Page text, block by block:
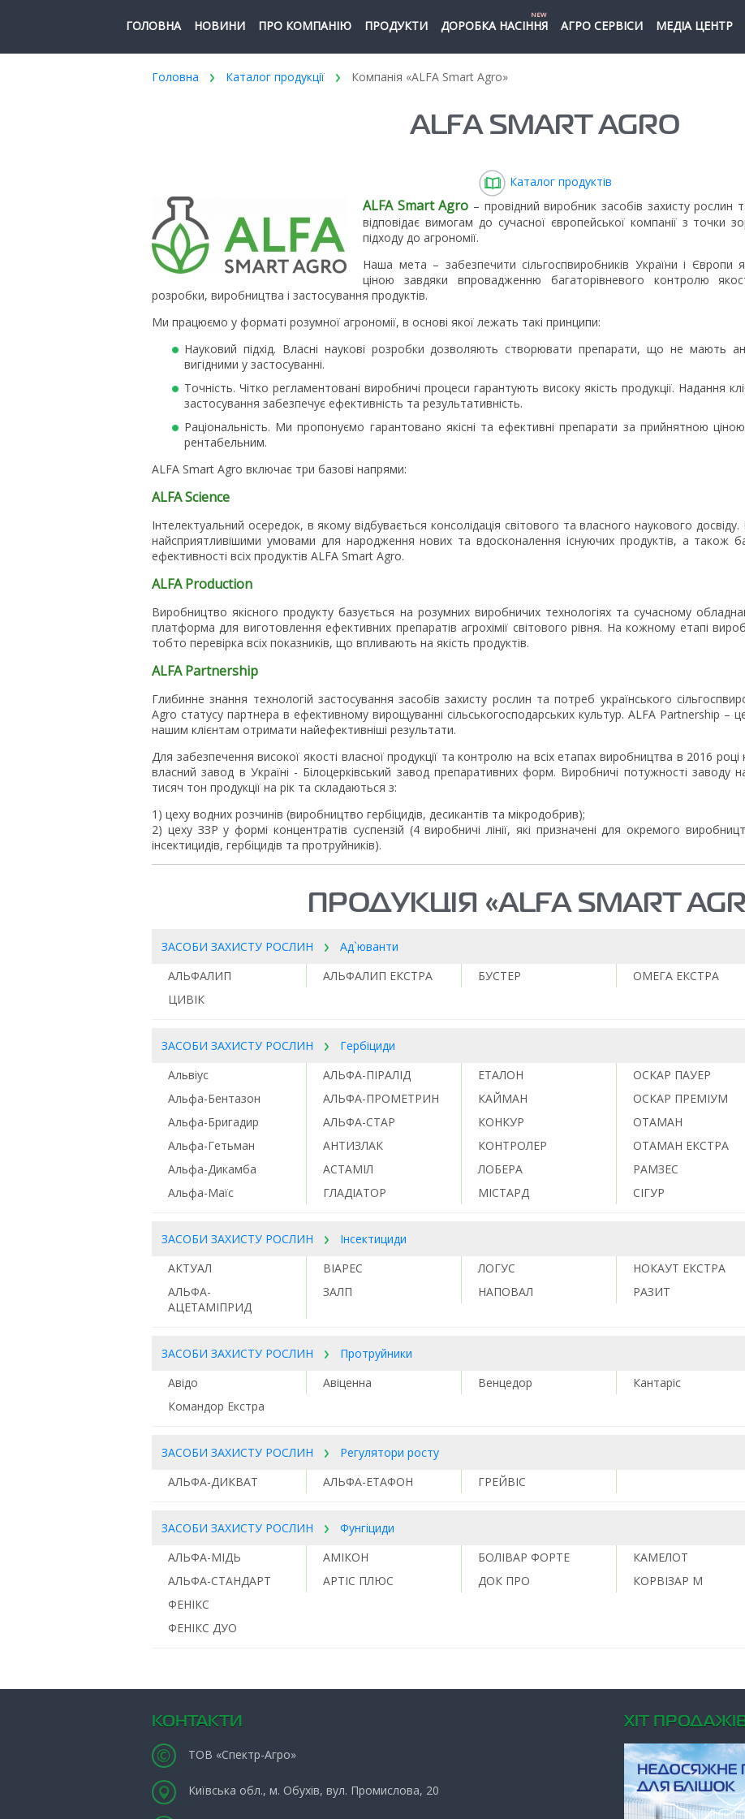
ГОЛОВНА НОВИНИ ПРО КОМПАНІЮ ПРОДУКТИ ДОРОБКА НАСІННЯ
NEW
АГРО СЕРВІСИ МЕДІА ЦЕНТР
Головна Каталог продукції Компанія «ALFA Smart Agro»
ALFA SMART AGRO
Каталог продуктів
ALFA Smart Agro – провідний виробник засобів захисту рослин
відповідає вимогам до сучасної європейської компанії з точки
підходу до агрономії.
Наша мета – забезпечити сільгоспвиробників України і Європи
ціною завдяки впровадженню багаторівневого контролю
розробки, виробництва і застосування продуктів.
Ми працюємо у форматі розумної агрономії, в основі якої лежать такі принципи:
Науковий підхід. Власні наукові розробки дозволяють створювати препарати, що не мають
вигідними у застосуванні.
Точність. Чітко регламентовані виробничі процеси гарантують високу якість продукції. Надання
застосування забезпечує ефективність та результативність.
Раціональність. Ми пропонуємо гарантовано якісні та ефективні препарати за прийнятною
рентабельним.
ALFA Smart Agro включає три базові напрями:
ALFA Science
Інтелектуальний осередок, в якому відбувається консолідація світового та власного наукового
найсприятливішими умовами для народження нових та вдосконалення існуючих продуктів, а також
ефективності всіх продуктів ALFA Smart Agro.
ALFA Production
Виробництво якісного продукту базується на розумних виробничих технологіях та сучасному
платформа для виготовлення ефективних препаратів агрохімії світового рівня. На кожному етапі
тобто перевірка всіх показників, що впливають на якість продуктів.
ALFA Partnership
Глибинне знання технологій застосування засобів захисту рослин та потреб українського
Agro статусу партнера в ефективному вирощуванні сільськогосподарських культур. ALFA Partnership –
нашим клієнтам отримати найефективніші результати.
Для забезпечення високої якості власної продукції та контролю на всіх етапах виробництва в 2016
власний завод в Україні - Білоцерківський завод препаративних форм. Виробничі потужності заводу
тисяч тон продукції на рік та складаються з:
1) цеху водних розчинів (виробництво гербіцидів, десикантів та мікродобрив);
2) цеху ЗЗР у формі концентратів суспензій (4 виробничі лінії, які призначені для окремого
інсектицидів, гербіцидів та протруйників).
ПРОДУКЦІЯ «ALFA SMART
ЗАСОБИ ЗАХИСТУ РОСЛИН
Ад`юванти
АЛЬФАЛИП
АЛЬФАЛИП ЕКСТРА БУСТЕР ОМЕГА ЕКСТРА
ЦИВІК
ЗАСОБИ ЗАХИСТУ РОСЛИН
Гербіциди
Альвіус
Альфа-Бентазон
Альфа-Бригадир
Альфа-Гетьман
Альфа-Дикамба
Альфа-Маїс
АЛЬФА-ПІРАЛІД
АЛЬФА-ПРОМЕТРИН
АЛЬФА-СТАР
АНТИЗЛАК
АСТАМІЛ
ГЛАДІАТОР
ЕТАЛОН
КАЙМАН
КОНКУР
КОНТРОЛЕР
ЛОБЕРА
МІСТАРД
ОСКАР ПАУЕР
ОСКАР ПРЕМІУМ
ОТАМАН
ОТАМАН ЕКСТРА
РАМЗЕС
СІГУР
ЗАСОБИ ЗАХИСТУ РОСЛИН
Інсектициди
АКТУАЛ
АЛЬФА-
АЦЕТАМІПРИД
ВІАРЕС
ЗАЛП
ЛОГУС
НАПОВАЛ
НОКАУТ ЕКСТРА
РАЗИТ
ЗАСОБИ ЗАХИСТУ РОСЛИН
Протруйники
Авідо
Авіценна Венцедор Кантаріс
Командор Екстра
ЗАСОБИ ЗАХИСТУ РОСЛИН
Регулятори росту
АЛЬФА-ДИКВАТ
АЛЬФА-ЕТАФОН ГРЕЙВІС
ЗАСОБИ ЗАХИСТУ РОСЛИН
Фунгіциди
АЛЬФА-МІДЬ
АЛЬФА-СТАНДАРТ
АМІКОН
АРТІС ПЛЮС
БОЛІВАР ФОРТЕ
ДОК ПРО
КАМЕЛОТ
КОРВІЗАР М
ФЕНІКС
ФЕНІКС ДУО
КОНТАКТИ
ТОВ «Спектр-Агро»
Київська обл., м. Обухів, вул. Промислова, 20
ХIТ